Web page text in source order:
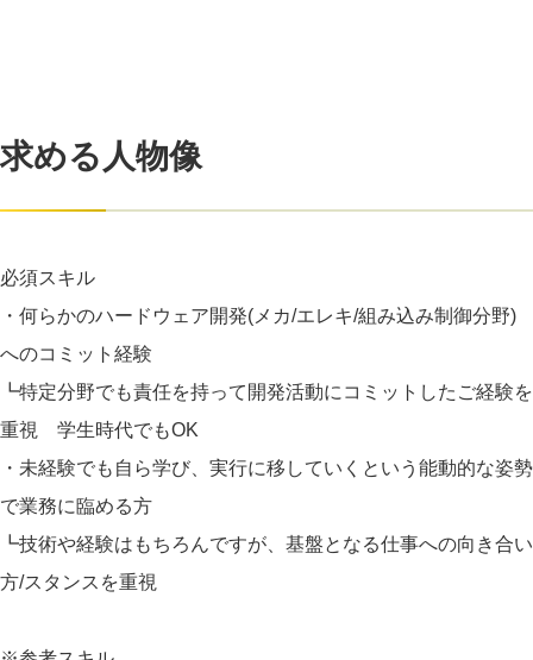
求める人物像
必須スキル
・何らかのハードウェア開発(メカ/エレキ/組み込み制御分野)
へのコミット経験
┗特定分野でも責任を持って開発活動にコミットしたご経験を
重視 学生時代でもOK
・未経験でも自ら学び、実行に移していくという能動的な姿勢
で業務に臨める方
┗技術や経験はもちろんですが、基盤となる仕事への向き合い
方/スタンスを重視